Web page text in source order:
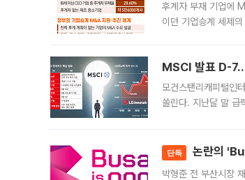
후계자 부재 기업에
이던 기업승계 세제
MSCI 발표 D-
모건스탠리캐피털인
쏠린다. 지난달 말 급
단독 논란의
박형준 전 부산시장